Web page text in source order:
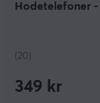
Hodetelefoner -
(20)
349 kr